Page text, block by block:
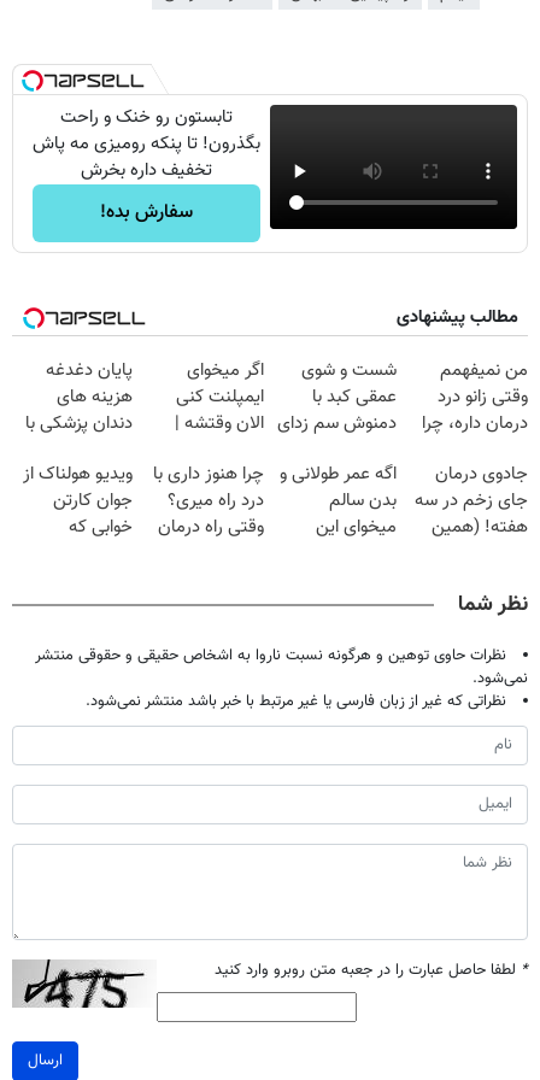
تابستون رو خنک و راحت
بگذرون! تا پنکه رومیزی مه پاش
تخفیف داره بخرش
سفارش بده!
مطالب پیشنهادی
من نمیفهمم
وقتی زانو درد
درمان داره، چرا
تحمل میکنی؟❗
شست و شوی
عمقی کبد با
دمنوش سم زدای
اگر میخوای
ایمپلنت کنی
الان وقتشه |
میلیون تومان!!!
پایان دغدغه
هزینه های
دندان پزشکی با
خانگی
جادوی درمان
جای زخم در سه
هفته! (همین
اگه عمر طولانی و
بدن سالم
میخوای این
چرا هنوز داری با
درد راه میری؟
وقتی راه درمان
ویدیو هولناک از
جوان کارتن
خوابی که
نظر شما
نظرات حاوی توهین و هرگونه نسبت ناروا به اشخاص حقیقی و حقوقی منتشر
نمی‌شود.
نظراتی که غیر از زبان فارسی یا غیر مرتبط با خبر باشد منتشر نمی‌شود.
* لطفا حاصل عبارت را در جعبه متن روبرو وارد کنید
ارسال